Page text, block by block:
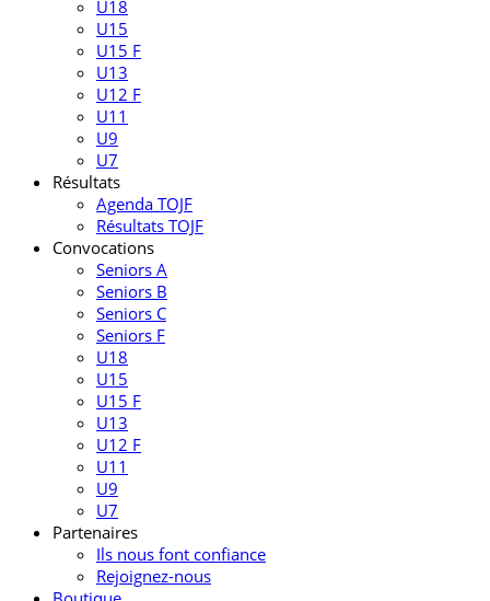
U18
U15
U15 F
U13
U12 F
U11
U9
U7
Résultats
Agenda TOJF
Résultats TOJF
Convocations
Seniors A
Seniors B
Seniors C
Seniors F
U18
U15
U15 F
U13
U12 F
U11
U9
U7
Partenaires
Ils nous font confiance
Rejoignez-nous